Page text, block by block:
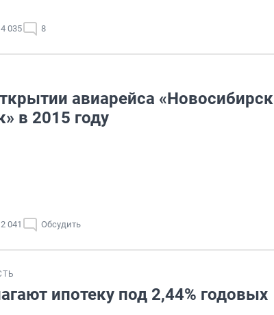
4 035 8
авиарейса «Новосибирск
в 2015 году
2 041 Обсудить
ипотеку под 2,44% годовых